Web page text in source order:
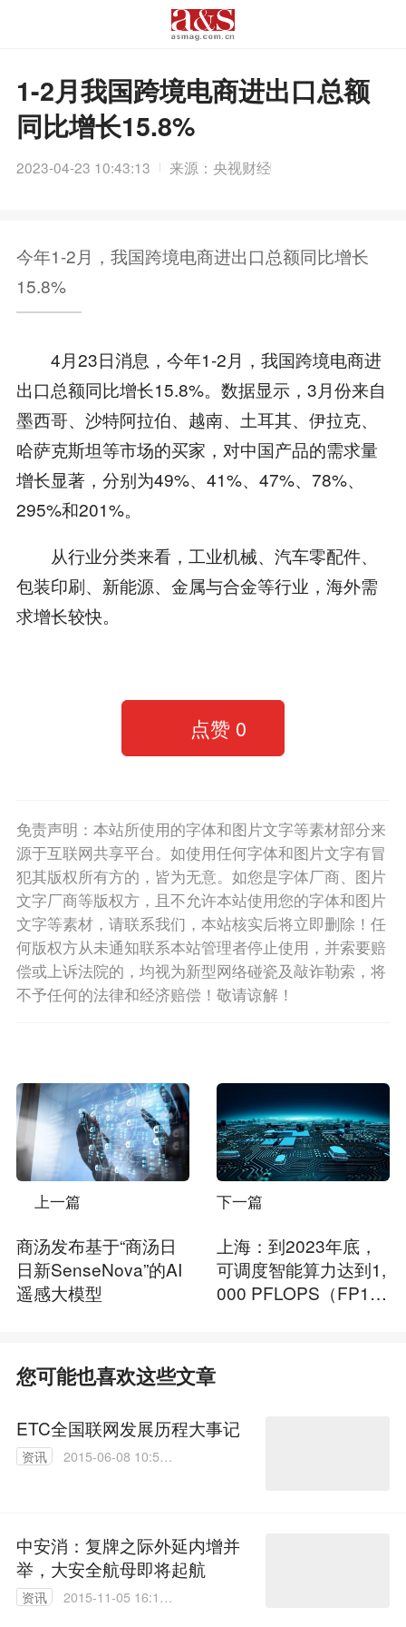
1-2月我国跨境电商进出口总额
同比增长15.8%
2023-04-23 10:43:13 来源：央视财经
今年1-2月，我国跨境电商进出口总额同比增长
15.8%
4月23日消息，今年1-2月，我国跨境电商进
出口总额同比增长15.8%。数据显示，3月份来自
墨西哥、沙特阿拉伯、越南、土耳其、伊拉克、
哈萨克斯坦等市场的买家，对中国产品的需求量
增长显著，分别为49%、41%、47%、78%、
295%和201%。
从行业分类来看，工业机械、汽车零配件、
包装印刷、新能源、金属与合金等行业，海外需
求增长较快。
点赞 0
免责声明：本站所使用的字体和图片文字等素材部分来
源于互联网共享平台。如使用任何字体和图片文字有冒
犯其版权所有方的，皆为无意。如您是字体厂商、图片
文字厂商等版权方，且不允许本站使用您的字体和图片
文字等素材，请联系我们，本站核实后将立即删除！任
何版权方从未通知联系本站管理者停止使用，并索要赔
偿或上诉法院的，均视为新型网络碰瓷及敲诈勒索，将
不予任何的法律和经济赔偿！敬请谅解！
上一篇
商汤发布基于“商汤日
日新SenseNova”的AI
遥感大模型
下一篇
上海：到2023年底，
可调度智能算力达到1,
000 PFLOPS（FP1
您可能也喜欢这些文章
ETC全国联网发展历程大事记
资讯
2015-06-08 10:50:
中安消：复牌之际外延内增并
举，大安全航母即将起航
资讯
2015-11-05 16:11: